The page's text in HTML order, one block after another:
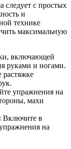
следует с простых
и
технике
максимальную
включающей
руками и ногами.
растяжке
упражнения на
махи
Включите в
на